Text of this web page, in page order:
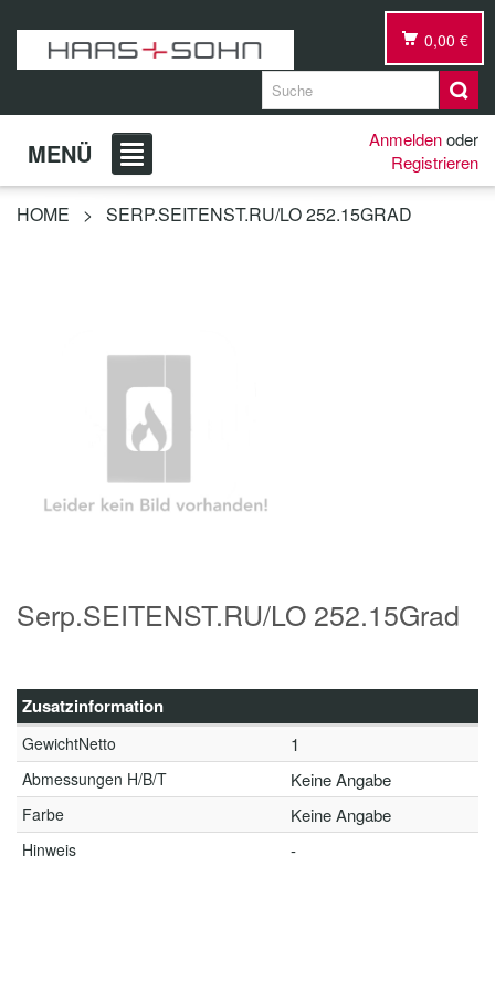
0,00 €
MENÜ Anmeldenoder
Registrieren
HOME > SERP.SEITENST.RU/LO 252.15GRAD
Serp.SEITENST.RU/LO 252.15Grad
Zusatzinformation
GewichtNetto 1
Abmessungen H/B/T Keine Angabe
Farbe Keine Angabe
Hinweis -